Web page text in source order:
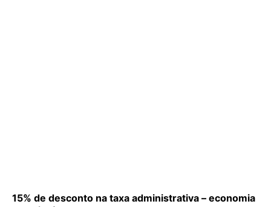
15% de desconto na taxa administrativa – economia